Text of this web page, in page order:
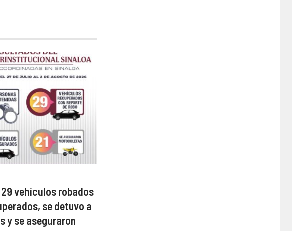
vehículos robados
se detuvo a
y se aseguraron